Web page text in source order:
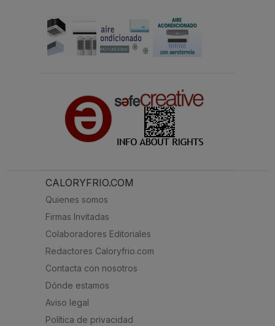
CALORYFRIO.COM
Quienes somos
Firmas Invitadas
Colaboradores Editoriales
Redactores Caloryfrio.com
Contacta con nosotros
Dónde estamos
Aviso legal
Política de privacidad